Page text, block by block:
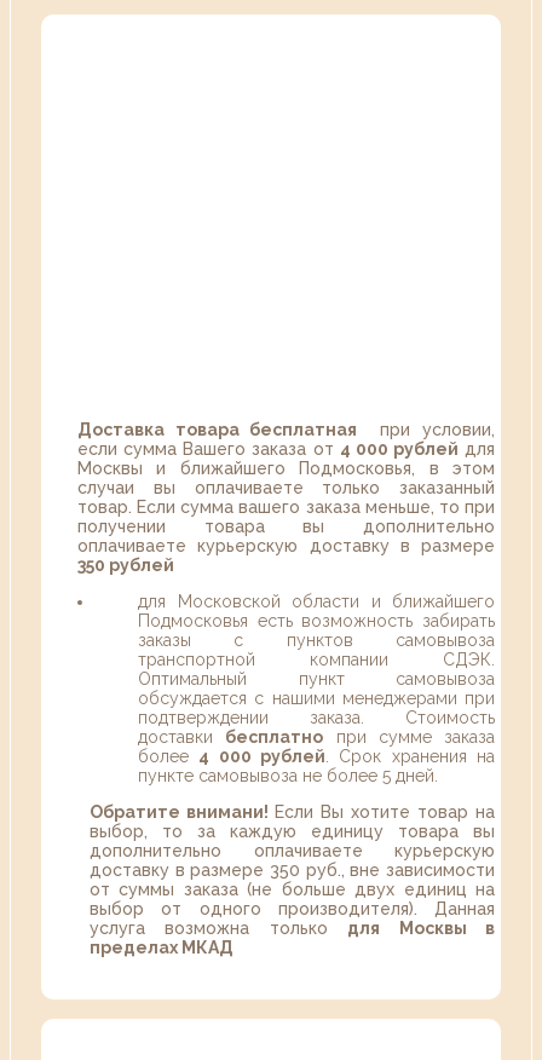
Доставка товара бесплатная при условии,
если сумма Вашего заказа от 4 000 рублей для
Москвы и ближайшего Подмосковья, в этом
случаи вы оплачиваете только заказанный
товар. Если сумма вашего заказа меньше, то при
получении товара вы дополнительно
оплачиваете курьерскую доставку в размере
350 рублей
для Московской области и ближайшего
Подмосковья есть возможность забирать
заказы с пунктов самовывоза
транспортной компании СДЭК.
Оптимальный пункт самовывоза
обсуждается с нашими менеджерами при
подтверждении заказа. Стоимость
доставки бесплатно при сумме заказа
более 4 000 рублей . Срок хранения на
пункте самовывоза не более 5 дней.
Обратите внимани! Если Вы хотите товар на
выбор, то за каждую единицу товара вы
дополнительно оплачиваете курьерскую
доставку в размере 350 руб., вне зависимости
от суммы заказа (не больше двух единиц на
выбор от одного производителя). Данная
услуга возможна только для Москвы в
пределах МКАД